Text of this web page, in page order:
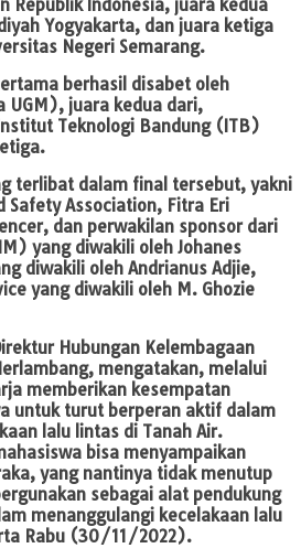
Republik Indonesia, juara kedua
Yogyakarta, dan juara ketiga
Negeri Semarang.
berhasil disabet oleh
UGM), juara kedua dari,
Teknologi Bandung (ITB)
terlibat dalam final tersebut, yakni
Safety Association, Fitra Eri
dan perwakilan sponsor dari
yang diwakili oleh Johanes
diwakili oleh Andrianus Adjie,
yang diwakili oleh M. Ghozie
Hubungan Kelembagaan
mengatakan, melalui
memberikan kesempatan
untuk turut berperan aktif dalam
lalu lintas di Tanah Air.
bisa menyampaikan
yang nantinya tidak menutup
sebagai alat pendukung
menanggulangi kecelakaan lalu
Rabu (30/11/2022).